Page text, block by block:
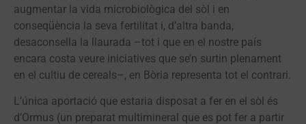
augmentar la vida microbiològica del sòl i en
conseqüència la seva fertilitat i, d’altra banda,
desaconsella la llaurada –tot i que en el nostre país
encara costa veure iniciatives que se’n surtin plenament
en el cultiu de cereals–, en Bòria representa tot el contrari.
L’única aportació que estaria disposat a fer en el sòl és
d’Ormus (un preparat multimineral que es pot fer a partir